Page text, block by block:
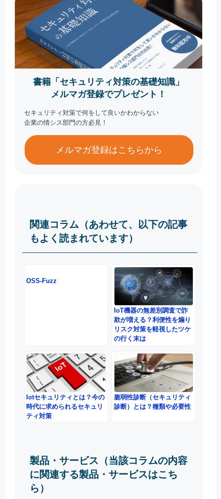
書籍「セキュリティ対策の基礎知識」
メルマガ登録でプレゼント！
セキュリティ対策で何をして良いかわからない
企業の情シス部門の方必見！
メルマガ登録はこちらから
関連コラム（あわせて、以下の記事
もよく読まれています）
OSS-Fuzz
IoT機器の無差別調査で詐
欺が増える？利便性を煽り
リスク対策を軽視したツケ
の行く末は
Iotセキュリティとは？今の
時代に求められるセキュリ
ティ対策
脆弱性診断（セキュリティ
診断）とは？種類や必要性
製品・サービス（当該コラムの内容
に関連する製品・サービスはこち
ら）